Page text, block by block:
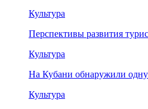
Культура
Перспективы развития
Культура
На Кубани обнаружили
Культура